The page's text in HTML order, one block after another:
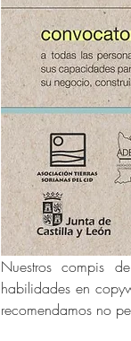
Nuestros compis
habilidades en
recomendamos no